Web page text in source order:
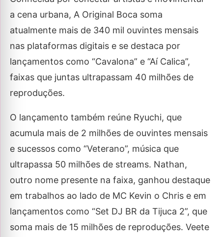
a cena urbana, A Original Boca soma
atualmente mais de 340 mil ouvintes mensais
nas plataformas digitais e se destaca por
lançamentos como “Cavalona” e “Aí Calica”,
faixas que juntas ultrapassam 40 milhões de
reproduções.
O lançamento também reúne Ryuchi, que
acumula mais de 2 milhões de ouvintes mensais
e sucessos como “Veterano”, música que
ultrapassa 50 milhões de streams. Nathan,
outro nome presente na faixa, ganhou destaque
em trabalhos ao lado de MC Kevin o Chris e em
lançamentos como “Set DJ BR da Tijuca 2”, que
soma mais de 15 milhões de reproduções. Veete